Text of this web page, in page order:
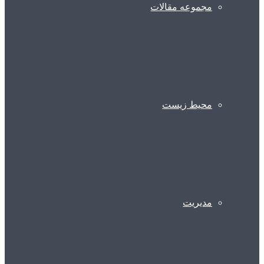
مجموعه مقالات
محیط زیست
مدیریت